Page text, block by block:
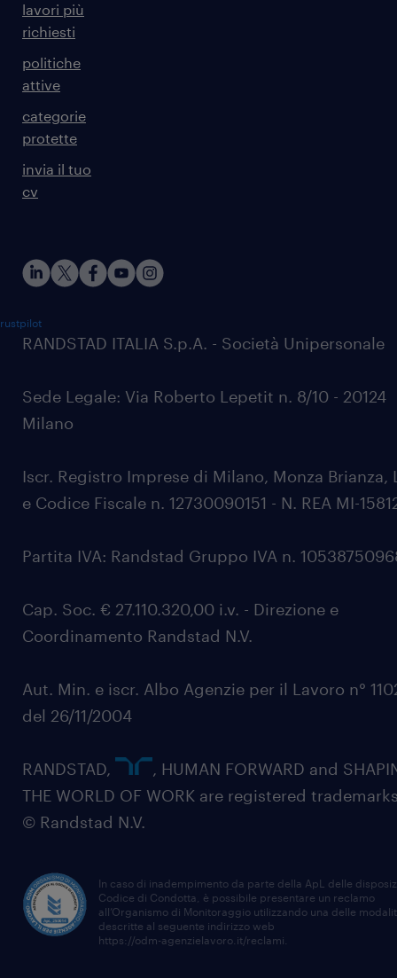
lavori più
richiesti
politiche
attive
categorie
protette
invia il tuo
cv
RANDSTAD ITALIA S.p.A. - Società Unipersonale
Sede Legale: Via Roberto Lepetit n. 8/10 - 20124
Milano
Iscr. Registro Imprese di Milano, Monza Brianza,
e Codice Fiscale n. 12730090151 - N. REA MI-
Partita IVA: Randstad Gruppo IVA n.
Cap. Soc. € 27.110.320,00 i.v. - Direzione e
Coordinamento Randstad N.V.
Aut. Min. e iscr. Albo Agenzie per il Lavoro n°
del 26/11/2004
RANDSTAD,
, HUMAN FORWARD and
THE WORLD OF WORK are registered
© Randstad N.V.
In caso di inadempimento da parte della ApL delle
Codice di Condotta, è possibile presentare un reclamo
all’Organismo di Monitoraggio utilizzando una delle
descritte al seguente indirizzo web
https://odm-agenzielavoro.it/reclami